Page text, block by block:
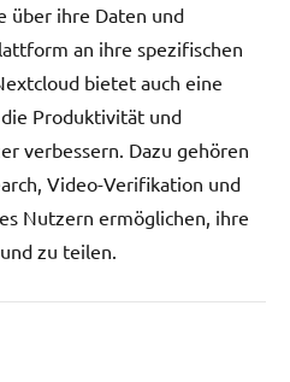
über ihre Daten und
an ihre spezifischen
bietet auch eine
Produktivität und
verbessern. Dazu gehören
Video-Verifikation und
Nutzern ermöglichen, ihre
zu teilen.